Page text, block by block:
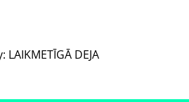
LAIKMETĪGĀ DEJA